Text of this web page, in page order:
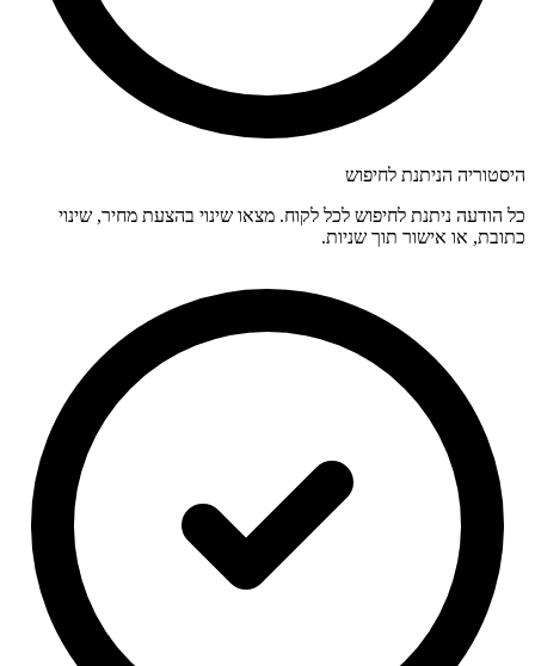
היסטוריה הניתנת לחיפוש
כל הודעה ניתנת לחיפוש לכל לקוח. מצאו שינוי בהצעת מחיר, שינוי
כתובת, או אישור תוך שניות.